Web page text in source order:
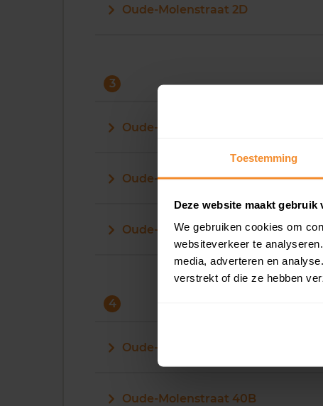
Toestemming
Deze website maakt gebruik
We gebruiken cookies om
websiteverkeer te
media, adverteren en
verstrekt of die ze hebben
Oude-Molenstraat 2D
3
Oude-Molenstraat 3
Oude-Molenstraat 31
Oude-Molenstraat 33
4
Oude-Molenstraat 40
Oude-Molenstraat 40B